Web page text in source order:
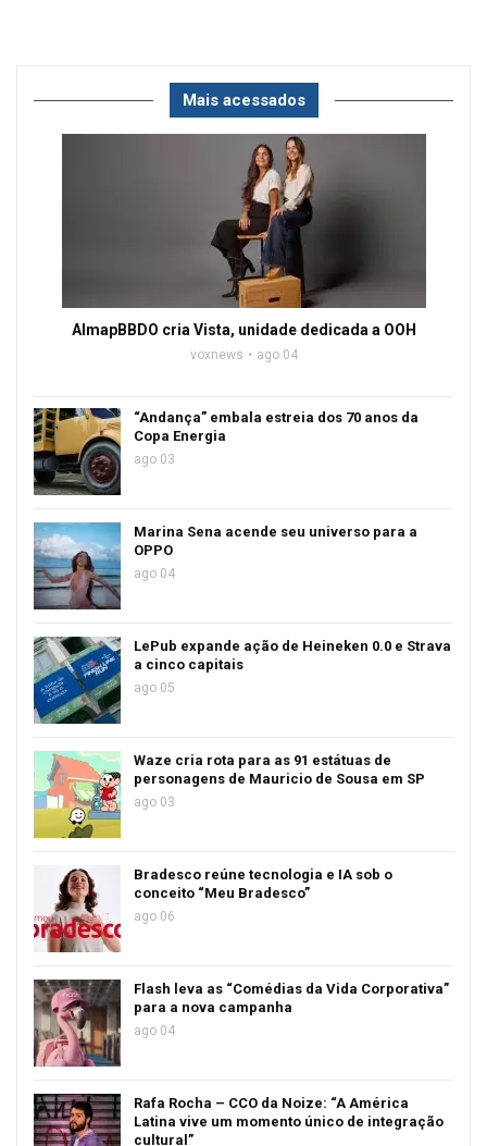
Mais acessados
AlmapBBDO cria Vista, unidade dedicada a OOH
voxnews ago 04
“Andança” embala estreia dos 70 anos da
Copa Energia
ago 03
Marina Sena acende seu universo para a
OPPO
ago 04
LePub expande ação de Heineken 0.0 e Strava
a cinco capitais
ago 05
Waze cria rota para as 91 estátuas de
personagens de Mauricio de Sousa em SP
ago 03
Bradesco reúne tecnologia e IA sob o
conceito “Meu Bradesco”
ago 06
Flash leva as “Comédias da Vida Corporativa”
para a nova campanha
ago 04
Rafa Rocha – CCO da Noize: “A América
Latina vive um momento único de integração
cultural”